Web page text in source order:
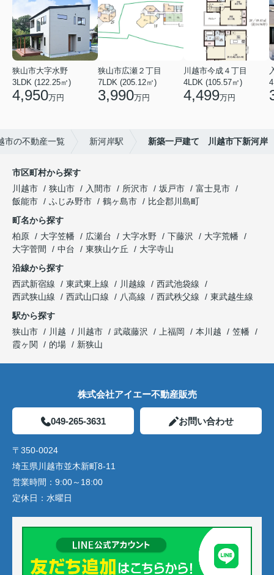
狭山市大字水野
3LDK (122.25㎡)
4,950万円
狭山市広瀬２丁目
7LDK (205.12㎡)
3,990万円
川越市今成４丁目
4LDK (105.57㎡)
4,499万円
市の不動産一覧 新河岸駅 新築一戸建て 川越市下新河岸
市区町村から探す
川越市
狭山市 入間市 所沢市 坂戸市
富士見市
飯能市
ふじみ野市 鶴ヶ島市
比企郡川島町
町名から探す
柏原
大字笠幡 広瀬台 大字水野 下藤沢
大字荒幡
大字菅間
中台 東狭山ケ丘
大字寺山
沿線から探す
西武新宿線
東武東上線 川越線
西武池袋線
西武狭山線
西武山口線 八高線 西武秩父線
東武越生線
駅から探す
狭山市
川越 川越市 武蔵藤沢 上福岡 本川越
笠幡
霞ヶ関
的場 新狭山
株式会社アイエー不動産販売
049-265-3631 お問い合わせ
〒350-0024
埼玉県川越市並木新町8-11
営業時間： 9:00～18:00
定休日： 水曜日